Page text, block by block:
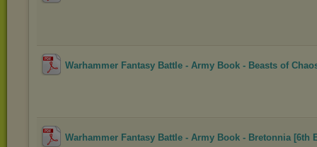
Warhammer Fantasy Battle - Army Book - Beasts of
Warhammer Fantasy Battle - Army Book - Bretonnia [6th